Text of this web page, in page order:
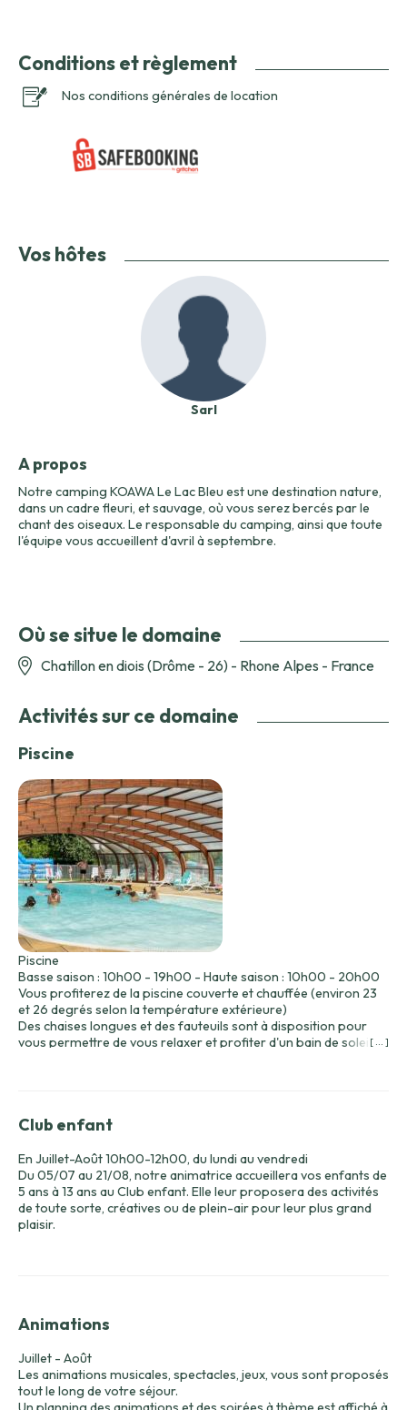
Conditions et règlement
Nos conditions générales de location
Vos hôtes
Sarl
A propos
Notre camping KOAWA Le Lac Bleu est une destination nature,
dans un cadre fleuri, et sauvage, où vous serez bercés par le
chant des oiseaux. Le responsable du camping, ainsi que toute
l'équipe vous accueillent d'avril à septembre.
Où se situe le domaine
Chatillon en diois (Drôme - 26) - Rhone Alpes - France
Activités sur ce domaine
Piscine
Piscine
Basse saison : 10h00 - 19h00 - Haute saison : 10h00 - 20h00
Vous profiterez de la piscine couverte et chauffée (environ 23
et 26 degrés selon la température extérieure)
Des chaises longues et des fauteuils sont à disposition pour
vous permettre de vous relaxer et profiter d'un bain de soleil[ ... ]
Club enfant
En Juillet-Août 10h00-12h00, du lundi au vendredi
Du 05/07 au 21/08, notre animatrice accueillera vos enfants de
5 ans à 13 ans au Club enfant. Elle leur proposera des activités
de toute sorte, créatives ou de plein-air pour leur plus grand
plaisir.
Animations
Juillet - Août
Les animations musicales, spectacles, jeux, vous sont proposés
tout le long de votre séjour.